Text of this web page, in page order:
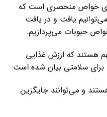
خواص منحصری است که
یافت و در یافت
حبوبات می‌پردازیم.
هستند که ارزش غذایی
برای سلامتی بیان شده است:
و می‌توانند جایگزین